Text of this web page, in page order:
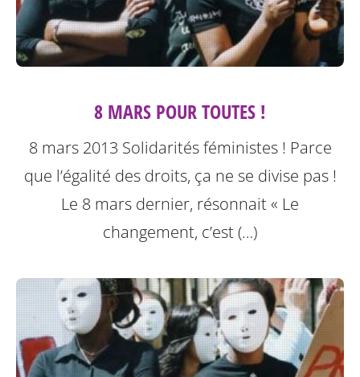
8 MARS POUR TOUTES !
8 mars 2013 Solidarités féministes ! Parce
que l’égalité des droits, ça ne se divise pas !
Le 8 mars dernier, résonnait « Le
changement, c’est (…)